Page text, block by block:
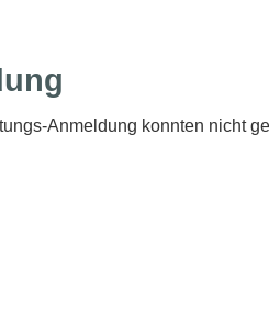
Anmeldung konnten nicht